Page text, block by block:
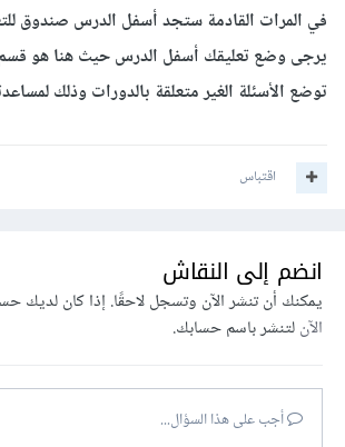
في المرات القادمة ستجد أسفل الدرس صندوق
يرجى وضع تعليقك أسفل الدرس حيث هنا هو قسم
توضع الأسئلة الغير متعلقة بالدورات وذلك
اقتباس
انضم إلى النقاش
يمكنك أن تنشر الآن وتسجل لاحقًا. إذا كان لديك
الآنلتنشر باسم حسابك.
أجب على هذا السؤال...